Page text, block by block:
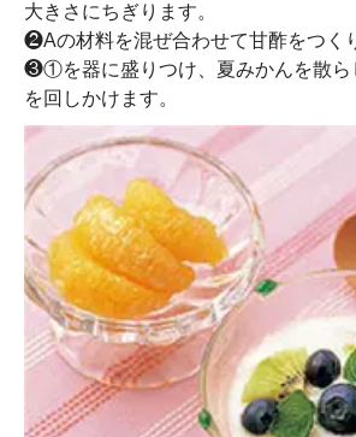
大きさにちぎります。
❷Aの材料を混ぜ合わせて甘酢をつく
❸①を器に盛りつけ、夏みかんを散
を回しかけます。